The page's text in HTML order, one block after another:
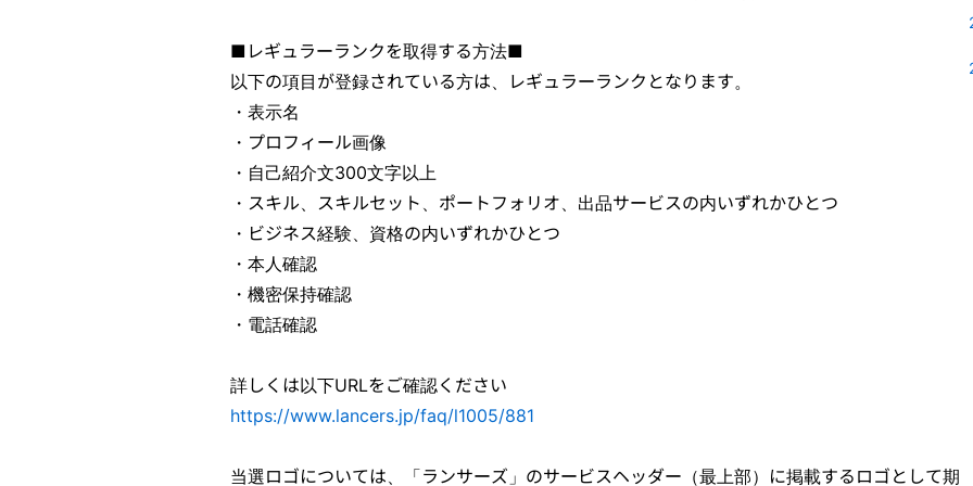
■レギュラーランクを取得する方法■
以下の項目が登録されている方は、レギュラーランクとなります。
・表示名
・プロフィール画像
・自己紹介文300文字以上
・スキル、スキルセット、ポートフォリオ、出品サービスの内いずれかひとつ
・ビジネス経験、資格の内いずれかひとつ
・本人確認
・機密保持確認
・電話確認
詳しくは以下URLをご確認ください
https://www.lancers.jp/faq/l1005/881
当選ロゴについては、「ランサーズ」のサービスヘッダー（最上部）に掲載するロゴとして期